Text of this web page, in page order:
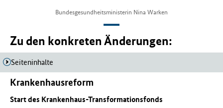
Bundesgesundheitsministerin Nina Warken
Zu den konkreten Änderungen:
Seiteninhalte
Krankenhausreform
Start des Krankenhaus-Transformationsfonds